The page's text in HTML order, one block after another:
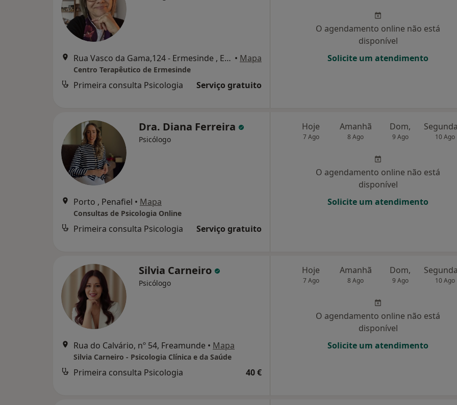
Rua Vasco da Gama,124 - Ermesinde , Ermesinde • Mapa
Centro Terapêutico de Ermesinde
Primeira consulta Psicologia Serviço gratuito
O agendamento online não está
disponível
Solicite um atendimento
Dra. Diana Ferreira
Psicólogo
Porto , Penafiel • Mapa
Consultas de Psicologia Online
Primeira consulta Psicologia Serviço gratuito
Hoje
7 Ago
Amanhã
8 Ago
Dom,
9 Ago 10 Ago
O agendamento online não está
disponível
Solicite um atendimento
Silvia Carneiro
Psicólogo
Rua do Calvário, nº 54, Freamunde • Mapa
Silvia Carneiro - Psicologia Clínica e da Saúde
Primeira consulta Psicologia 40 €
Hoje
7 Ago
Amanhã
8 Ago
Dom,
9 Ago 10 Ago
O agendamento online não está
disponível
Solicite um atendimento